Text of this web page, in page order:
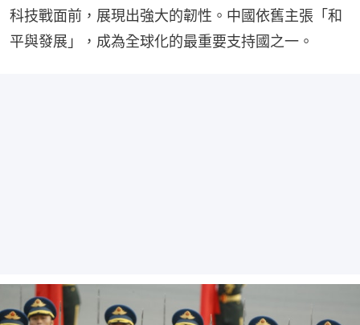
科技戰面前，展現出強大的韌性。中國依舊主張「和
平與發展」，成為全球化的最重要支持國之一。